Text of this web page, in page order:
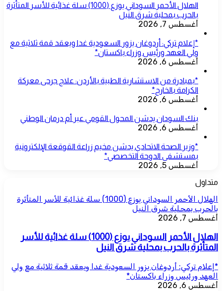
الهلال الأحمر السوداني يوزع (1000) سلة غذائية للأسر المتأثرة
بالحرب بمحلية شرق النيل
أغسطس 7, 2026
*إعلام تركي: أردوغان يزور السعودية غدا ويعقد قمة ثلاثية مع
ولي العهد ورئيس وزراء باكستان*
أغسطس 6, 2026
*بمبادرة من الاستشارية الطبية بالأردن: علاج جرحى معركة
الكرامة بالخارج*
أغسطس 6, 2026
بنك السودان يدشن المحول القومي عبر أم درمان الوطني
أغسطس 6, 2026
*وزير الصحة الاتحادي يدشن مخيم زراعة القوقعة الإلكترونية
بمستشفى الدوحة التخصصي*
أغسطس 5, 2026
متداول
الهلال الأحمر السوداني يوزع (1000) سلة غذائية للأسر المتأثرة
بالحرب بمحلية شرق النيل
أغسطس 7, 2026
الهلال الأحمر السوداني يوزع (1000) سلة غذائية للأسر
المتأثرة بالحرب بمحلية شرق النيل
*إعلام تركي: أردوغان يزور السعودية غدا ويعقد قمة ثلاثية مع ولي
العهد ورئيس وزراء باكستان*
أغسطس 6, 2026